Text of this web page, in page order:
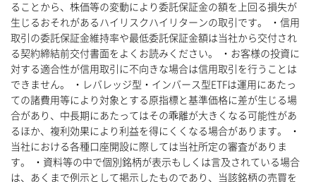
ることから、株価等の変動により委託保証金の額を上回る損失が
生じるおそれがあるハイリスクハイリターンの取引です。 ・信用
取引の委託保証金維持率や最低委託保証金額は当社から交付され
る契約締結前交付書面をよくお読みください。 ・お客様の投資に
対する適合性が信用取引に不向きな場合は信用取引を行うことは
できません。 ・レバレッジ型・インバース型ETFは運用にあたっ
ての諸費用等により対象とする原指標と基準価格に差が生じる場
合があり、中長期にあたってはその乖離が大きくなる可能性があ
るほか、複利効果により利益を得にくくなる場合があります。 ・
当社における各種口座開設に際しては当社所定の審査がありま
す。 ・資料等の中で個別銘柄が表示もしくは言及されている場合
は、あくまで例示として掲示したものであり、当該銘柄の売買を